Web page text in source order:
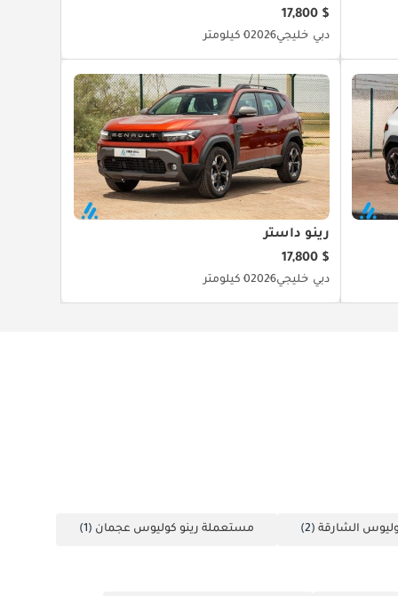
$ 17,800
دبي خليجي20260 كيلومتر
رينو داستر
$ 17,800
دبي خليجي20260 كيلومتر
الشارقة (2) مستعملة رينو كوليوس عجمان (1)